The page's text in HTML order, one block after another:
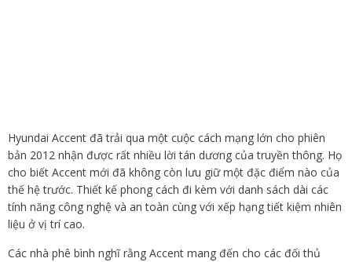
Hyundai Accent đã trải qua một cuộc cách mạng lớn cho phiên
bản 2012 nhận được rất nhiều lời tán dương của truyền thông. Họ
cho biết Accent mới đã không còn lưu giữ một đặc điểm nào của
thế hệ trước. Thiết kế phong cách đi kèm với danh sách dài các
tính năng công nghệ và an toàn cùng với xếp hạng tiết kiệm nhiên
liệu ở vị trí cao.
Các nhà phê bình nghĩ rằng Accent mang đến cho các đối thủ